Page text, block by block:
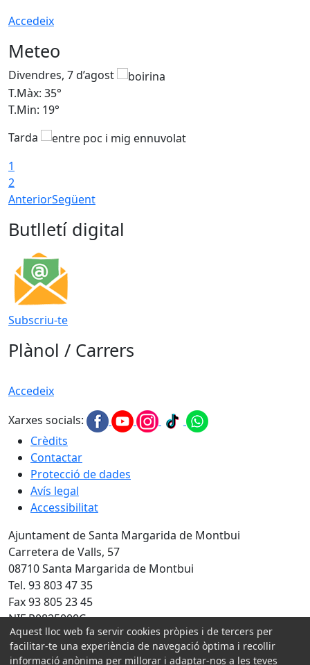
Accedeix
Meteo
Divendres, 7 d’agost
T.Màx: 35°
T.Min: 19°
Tarda
1
2
AnteriorSegüent
Butlletí digital
Subscriu-te
Plànol / Carrers
Accedeix
Xarxes socials:
Crèdits
Contactar
Protecció de dades
Avís legal
Accessibilitat
Ajuntament de Santa Margarida de Montbui
Carretera de Valls, 57
08710 Santa Margarida de Montbui
Tel. 93 803 47 35
Fax 93 805 23 45
NIF P0825000C
Amb la col·laboració de:
Aquest lloc web fa servir cookies pròpies i de tercers per
facilitar-te una experiència de navegació òptima i recollir
informació anònima per millorar i adaptar-nos a les teves